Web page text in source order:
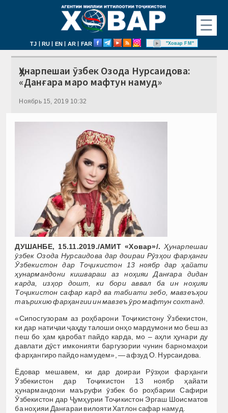
☰
TJ | RU | EN | AR | FAR "Ховар FM"
Ҳунарпешаи ӯзбек Озода Нурсаидова:
«Данғара маро мафтун намуд»
Ноябрь 15, 2019 10:32
ДУШАНБЕ, 15.11.2019./АМИТ «Ховар»/. Ҳунарпешаи
ӯзбек Озода Нурсаидова дар доираи Рӯзҳои фарҳанги
Ӯзбекистон дар Тоҷикистон 13 ноябр дар ҳайати
ҳунармандони кишвараш аз ноҳияи Данғара дидан
карда, изҳор дошт, ки бори аввал ба ин ноҳияи
Тоҷикистон сафар кард ва табиати зебо, мавзеъҳои
таърихию фарҳангии ин мавзеъ ӯро мафтун сохтанд.
«Сипосгузорам аз роҳбарони Тоҷикистону Ӯзбекистон,
ки дар натиҷаи ҷаҳду талоши онҳо мардумони мо беш аз
пеш бо ҳам қаробат пайдо карда, мо – аҳли ҳунари ду
давлати дӯст имконияти баргузории чунин барномаҳои
фарҳангиро пайдо намудем», — афзуд О. Нурсаидова.
Ёдовар мешавем, ки дар доираи Рӯзҳои фарҳанги
Ӯзбекистон дар Тоҷикистон 13 ноябр ҳайати
ҳунармандони маъруфи ӯзбек бо роҳбарии Сафири
Ӯзбекистон дар Ҷумҳурии Тоҷикистон Эргаш Шоисматов
ба ноҳияи Данғараи вилояти Хатлон сафар намуд.